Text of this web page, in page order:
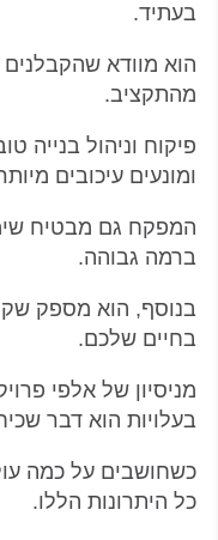
בעתיד.
הוא מוודא שהקבלנים
מהתקציב.
פיקוח וניהול בנייה
ומונעים עיכובים
המפקח גם מבטיח
ברמה גבוהה.
בנוסף, הוא מספק
בחיים שלכם.
בעלויות הוא דבר
כשחושבים על כמה
כל היתרונות הללו.